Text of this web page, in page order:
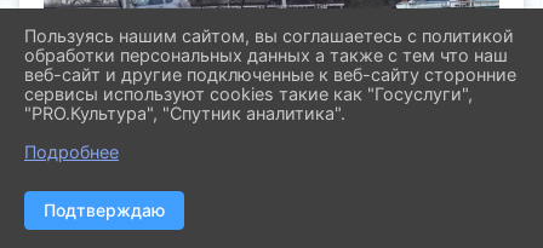
Пользуясь нашим сайтом, вы соглашаетесь с политикой
обработки персональных данных а также с тем что наш
веб-сайт и другие подключенные к веб-сайту сторонние
сервисы используют cookies такие как "Госуслуги",
"PRO.Культура", "Спутник аналитика".
Подробнее
Подтверждаю